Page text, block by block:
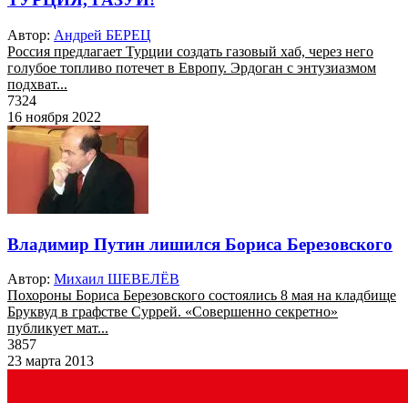
Автор: Андрей БЕРЕЦ
Россия предлагает Турции создать газовый хаб, через него
голубое топливо потечет в Европу. Эрдоган с энтузиазмом
подхват...
7324
16 ноября 2022
Владимир Путин лишился Бориса Березовского
Автор: Михаил ШЕВЕЛЁВ
Похороны Бориса Березовского состоялись 8 мая на кладбище
Бруквуд в графстве Суррей. «Совершенно секретно»
публикует мат...
3857
23 марта 2013